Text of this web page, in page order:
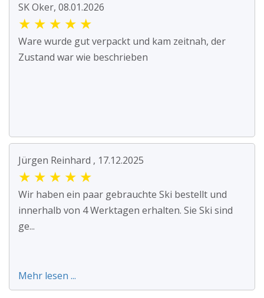
SK Oker, 08.01.2026
★ ★ ★ ★ ★
Ware wurde gut verpackt und kam zeitnah, der
Zustand war wie beschrieben
Jürgen Reinhard , 17.12.2025
★ ★ ★ ★ ★
Wir haben ein paar gebrauchte Ski bestellt und
innerhalb von 4 Werktagen erhalten. Sie Ski sind
ge...
Mehr lesen ...